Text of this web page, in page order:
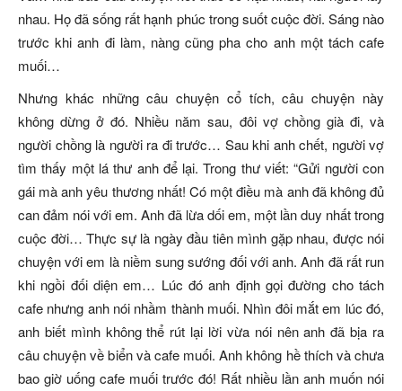
nhau. Họ đã sống rất hạnh phúc trong suốt cuộc đời. Sáng nào
trước khi anh đi làm, nàng cũng pha cho anh một tách cafe
muối…
Nhưng khác những câu chuyện cổ tích, câu chuyện này
không dừng ở đó. Nhiều năm sau, đôi vợ chồng già đi, và
người chồng là người ra đi trước… Sau khi anh chết, người vợ
tìm thấy một lá thư anh để lại. Trong thư viết: “Gửi người con
gái mà anh yêu thương nhất! Có một điều mà anh đã không đủ
can đảm nói với em. Anh đã lừa dối em, một lần duy nhất trong
cuộc đời… Thực sự là ngày đầu tiên mình gặp nhau, được nói
chuyện với em là niềm sung sướng đối với anh. Anh đã rất run
khi ngồi đối diện em… Lúc đó anh định gọi đường cho tách
cafe nhưng anh nói nhầm thành muối. Nhìn đôi mắt em lúc đó,
anh biết mình không thể rút lại lời vừa nói nên anh đã bịa ra
câu chuyện về biển và cafe muối. Anh không hề thích và chưa
bao giờ uống cafe muối trước đó! Rất nhiều lần anh muốn nói